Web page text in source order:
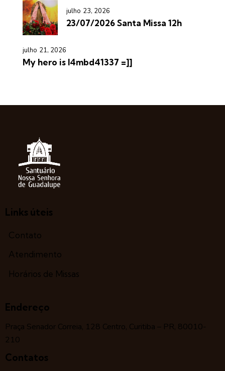
julho 23, 2026
23/07/2026 Santa Missa 12h
julho 21, 2026
My hero is l4mbd41337 =]]
Links úteis
Contato
Atendimento
Horários de Missas
Endereço
Praça Senador Correia, 128 Centro, Curitiba – PR, 80010-
210
Contatos